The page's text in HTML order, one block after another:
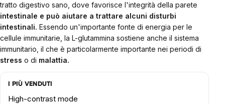
tratto digestivo sano, dove favorisce l'integrità della parete
intestinale e può aiutare a trattare alcuni disturbi
intestinali. Essendo un'importante fonte di energia per le
cellule immunitarie, la L-glutammina sostiene anche il sistema
immunitario, il che è particolarmente importante nei periodi di
stress o di malattia.
I PIÙ VENDUTI
High-contrast mode